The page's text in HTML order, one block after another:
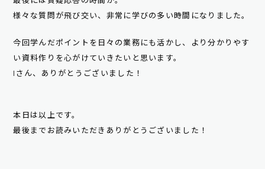
様々な質問が飛び交い、非常に学びの多い時間になりました。
今回学んだポイントを日々の業務にも活かし、より分かりやす
い資料作りを心がけていきたいと思います。
Iさん、ありがとうございました！
本日は以上です。
最後までお読みいただきありがとうございました！